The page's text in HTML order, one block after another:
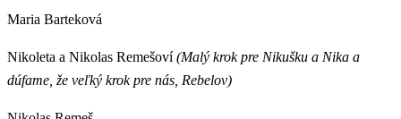
Maria Barteková
Nikoleta a Nikolas Remešoví(Malý krok pre Nikušku a Nika a
dúfame, že veľký krok pre nás, Rebelov)